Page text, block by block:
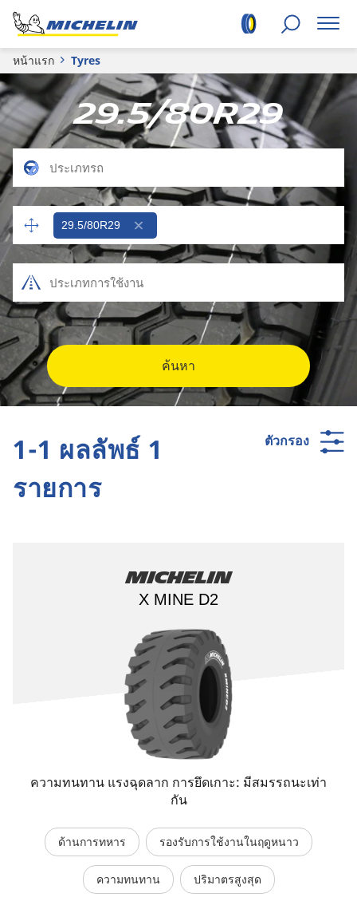
หน้าแรก Tyres
29.5/80R29
29.5/80R29
ค้นหา
ตัวกรอง
1-1 ผลลัพธ์ 1
รายการ
Michelin
X MINE D2
ความทนทาน แรงฉุดลาก การยึดเกาะ: มีสมรรถนะเท่า
กัน
ด้านการทหาร รองรับการใช้งานในฤดูหนาว
ความทนทาน ปริมาตรสูงสุด